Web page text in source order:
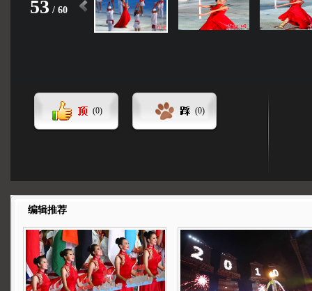
53 / 60
(0) (0)
编辑推荐